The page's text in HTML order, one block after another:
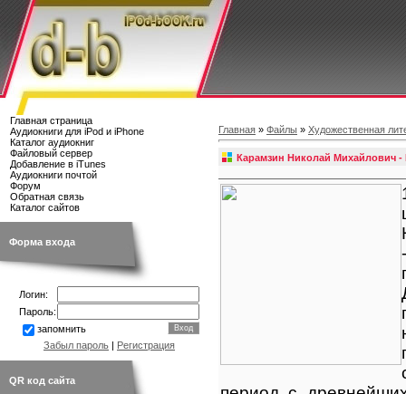
Главная страница
Аудиокниги для iPod и iPhone
Каталог аудиокниг
Файловый сервер
Добавление в iTunes
Аудиокниги почтой
Форум
Обратная связь
Каталог сайтов
Форма входа
Логин:
Пароль:
запомнить
Забыл пароль | Регистрация
QR код сайта
Главная » Файлы » Художественная
Карамзин Николай Михайлович -